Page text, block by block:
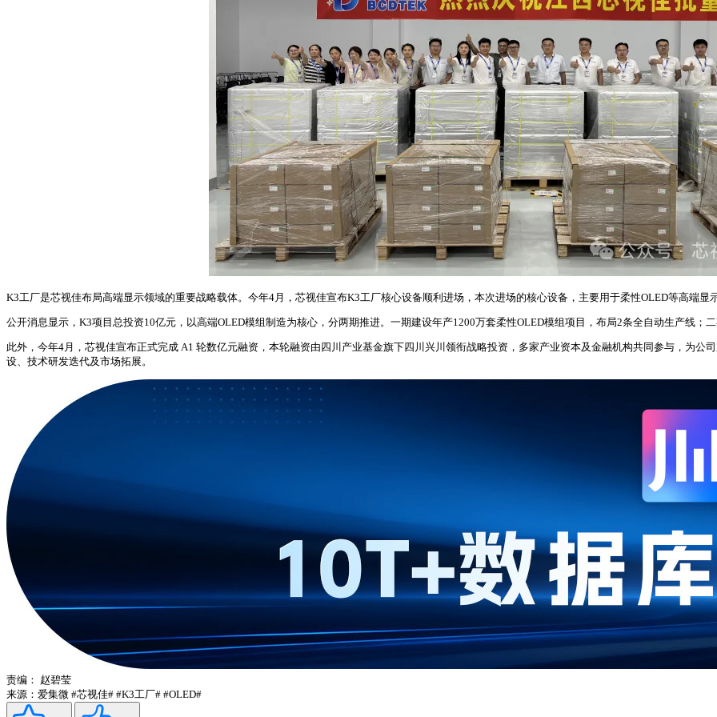
K3工厂是芯视佳布局高端显示领域的重要战略载体。今年4月，芯视佳宣布K3工厂核心设备顺利进场，本次进场的核心设备，主要用于柔性OLED等高端显
公开消息显示， K3项目总投资10亿元，以高端OLED模组制造为核心，分两期推进。一期建设年产1200万套柔性OLED模组项目，布局2条全自动生产线；
此外，今年4月，芯视佳宣布正式完成 A1 轮数亿元融资，本轮融资由四川产业基金旗下四川兴川领衔战略投资，多家产业资本及金融机构共同参与，为公
设、技术研发迭代及市场拓展。
责编： 赵碧莹
来源：爱集微 #芯视佳# #K3工厂# #OLED#